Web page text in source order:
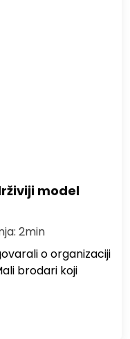
model
2min
o organizaciji
brodari koji